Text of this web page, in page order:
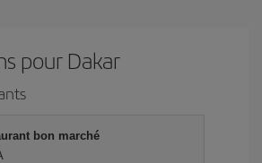
pour Dakar
bon marché